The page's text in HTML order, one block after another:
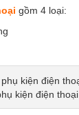
gồm 4 loại:
kiện điện thoại